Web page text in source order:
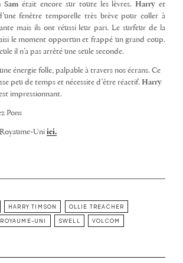
Sam était encore sur toute les lèvres.Harry et
fenêtre temporelle très brève pour coller à
mais ils ont réussi leur pari. Le surfeur de la
le moment opportun et frappé un grand coup.
il n’a pas arrêté une seule seconde.
énergie folle, palpable à travers nos écrans. Ce
peu de temps et nécessite d’être réactif. Harry
impressionnant.
Pons
Uni ici.
HARRY TIMSON OLLIE TREACHER
ROYAUME-UNI SWELL VOLCOM